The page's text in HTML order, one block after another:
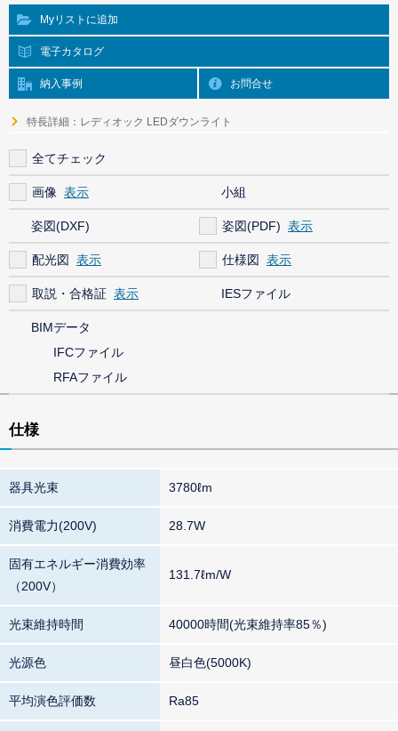
Myリストに追加
電子カタログ
納入事例 お問合せ
特長詳細：レディオック LEDダウンライト
全てチェック
画像 小組
姿図(DXF) 姿図(PDF)
配光図 仕様図
取説・合格証 IESファイル
BIMデータ
IFCファイル
RFAファイル
仕様
器具光束 3780ℓm
消費電力(200V) 28.7W
固有エネルギー消費効率
（200V）
131.7ℓm/W
光束維持時間 40000時間(光束維持率85％)
光源色 昼白色(5000K)
平均演色評価数 Ra85